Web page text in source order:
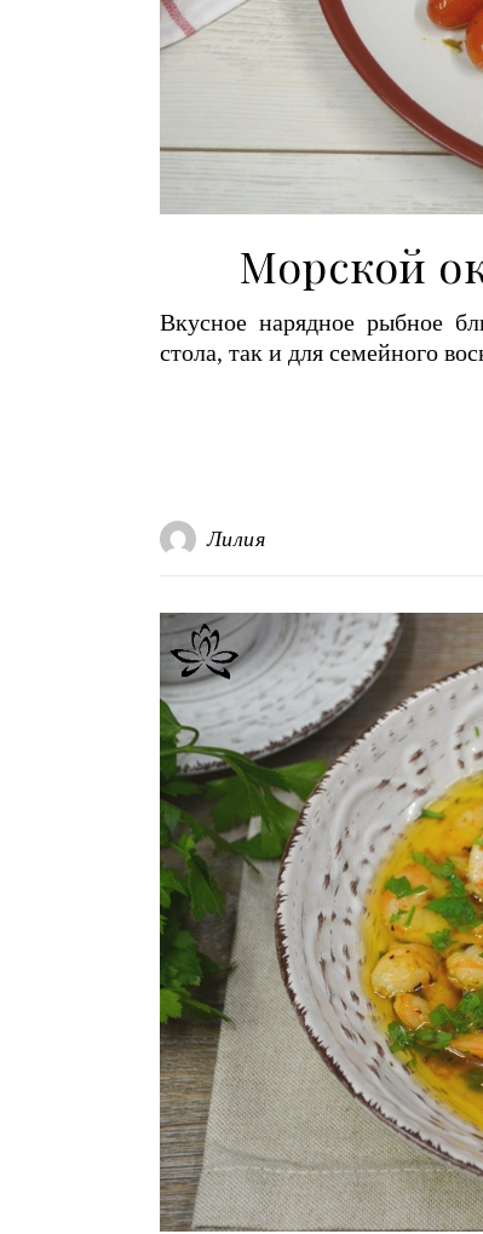
Морской
Вкусное нарядное рыбное
стола, так и для семейного
Лилия